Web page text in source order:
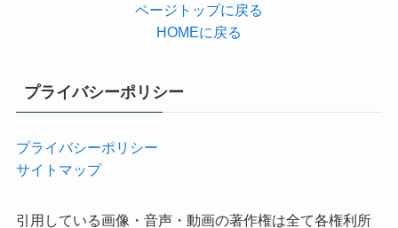
ページトップに戻る
HOMEに戻る
プライバシーポリシー
プライバシーポリシー
サイトマップ
引用している画像・音声・動画の著作権は全て各権利所